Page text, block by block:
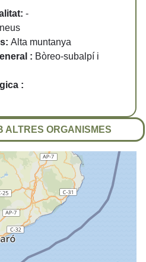
-
Alta muntanya
: Bòreo-subalpí i
:
ALTRES ORGANISMES